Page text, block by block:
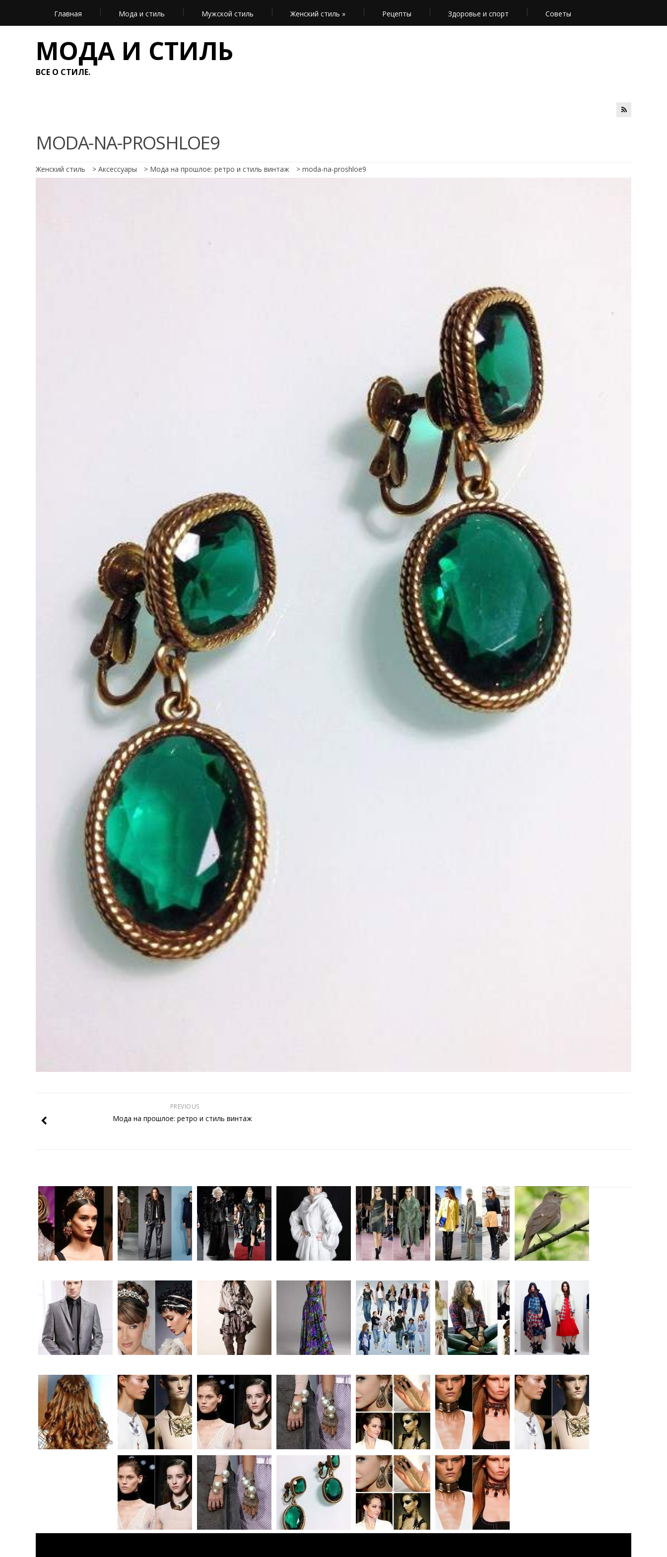
Главная Мода и стиль Мужской стиль Женский стиль » Рецепты Здоровье и спорт Советы
МОДА И СТИЛЬ
ВСЕ О СТИЛЕ.
MODA-NA-PROSHLOE9
Женский стиль > Аксессуары > Мода на прошлое: ретро и стиль винтаж > moda-na-proshloe9
PREVIOUS
Мода на прошлое: ретро и стиль винтаж